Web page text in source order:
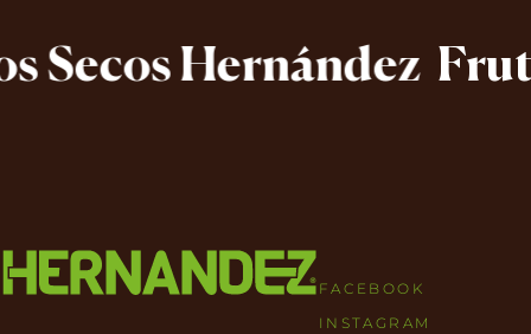
Hernández
FACEBOOK
INSTAGRAM